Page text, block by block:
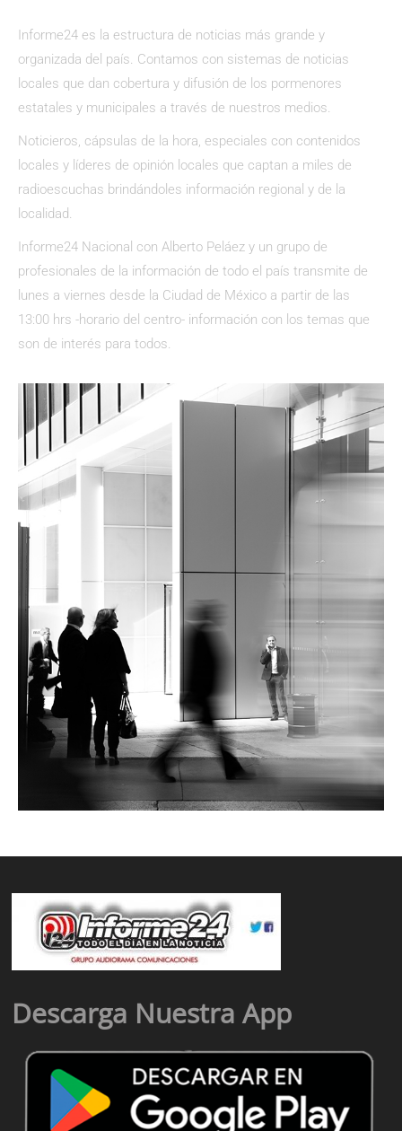
Informe24 es la estructura de noticias más grande y
organizada del país. Contamos con sistemas de noticias
locales que dan cobertura y difusión de los pormenores
estatales y municipales a través de nuestros medios.
Noticieros, cápsulas de la hora, especiales con contenidos
locales y líderes de opinión locales que captan a miles de
radioescuchas brindándoles información regional y de la
localidad.
Informe24 Nacional con Alberto Peláez y un grupo de
profesionales de la información de todo el país transmite de
lunes a viernes desde la Ciudad de México a partir de las
13:00 hrs -horario del centro- información con los temas que
son de interés para todos.
Descarga Nuestra App